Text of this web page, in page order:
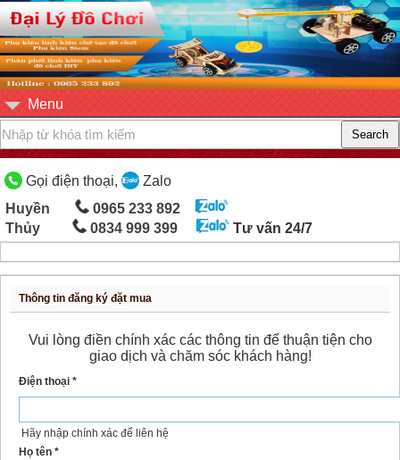
Menu
Gọi điện thoại,
Zalo
Huyền
0965 233 892
Thủy
0834 999 399 Tư vấn 24/7
Thông tin đăng ký đặt mua
Vui lòng điền chính xác các thông tin để thuận tiện cho
giao dịch và chăm sóc khách hàng!
Điện thoại *
Hãy nhập chính xác để liên hệ
Họ tên *